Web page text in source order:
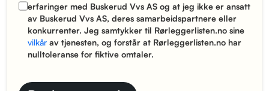
erfaringer med Buskerud Vvs AS og at jeg ikke er ansatt
av Buskerud Vvs AS, deres samarbeidspartnere eller
konkurrenter. Jeg samtykker til Rørleggerlisten.no sine
vilkårav tjenesten, og forstår at Rørleggerlisten.no har
nulltoleranse for fiktive omtaler.